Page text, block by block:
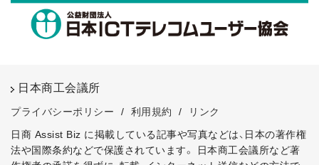
日本商工会議所
プライバシーポリシー / 利用規約 /
リンク
日商 Assist Biz に掲載している記事や写真などは、日本の著作権
法や国際条約などで保護されています。
日本商工会議所など著